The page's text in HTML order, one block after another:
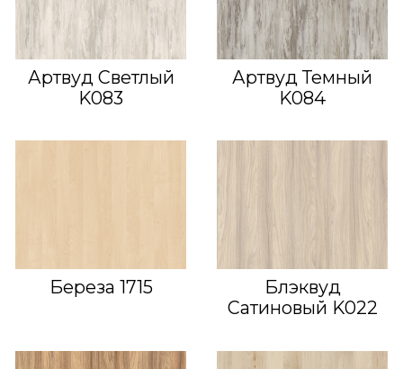
Артвуд Светлый
K083
Артвуд Темный
K084
Береза 1715
Блэквуд
Сатиновый K022